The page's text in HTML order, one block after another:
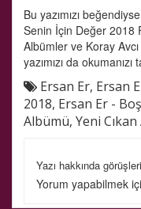
Bu yazımızı
Senin İçin Değer 2018
Albümler ve Koray
yazımızı da
Ersan Er, Ersan
2018, Ersan Er -
Albümü, Yeni
Yazı hakkında
Yorum yapabilmek